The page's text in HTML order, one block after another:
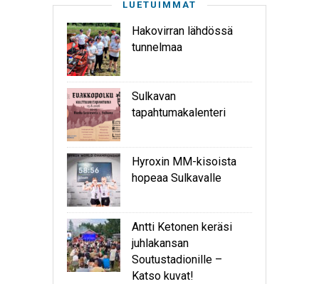
LUETUIMMAT
Hakovirran lähdössä
tunnelmaa
Sulkavan
tapahtumakalenteri
Hyroxin MM-kisoista
hopeaa Sulkavalle
Antti Ketonen keräsi
juhlakansan
Soutustadionille –
Katso kuvat!